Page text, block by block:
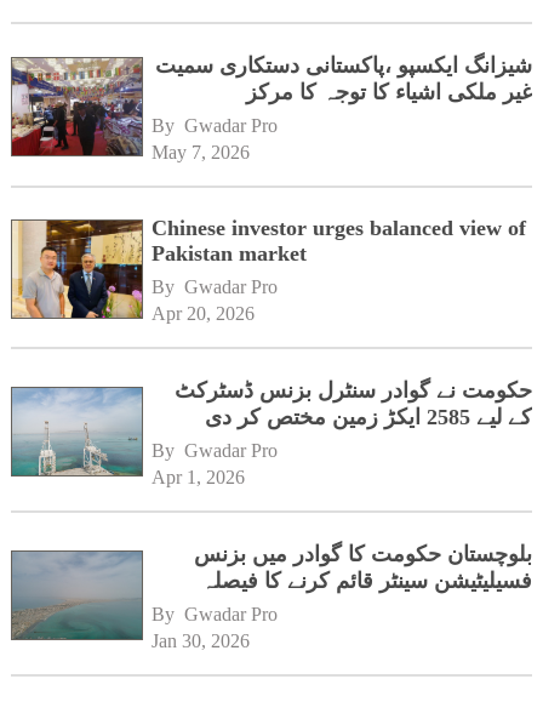
شیزانگ ایکسپو ،پاکستانی دستکاری سمیت
غیر ملکی اشیاء کا توجہ کا مرکز
By Gwadar Pro
May 7, 2026
Chinese investor urges balanced view of
Pakistan market
By Gwadar Pro
Apr 20, 2026
حکومت نے گوادر سنٹرل بزنس ڈسٹرکٹ
کے لیے 2585 ایکڑ زمین مختص کر دی
By Gwadar Pro
Apr 1, 2026
بلوچستان حکومت کا گوادر میں بزنس
فسیلیٹیشن سینٹر قائم کرنے کا فیصلہ
By Gwadar Pro
Jan 30, 2026